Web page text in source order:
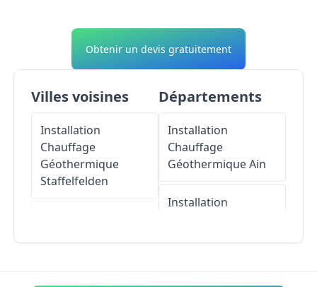
Obtenir un devis gratuitement
Villes voisines
Installation
Chauffage
Géothermique
Staffelfelden
Berrwiller
Départements
Installation
Chauffage
GéothermiqueAin
Installation